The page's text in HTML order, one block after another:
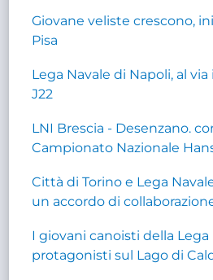
Giovane veliste crescono,
Pisa
Lega Navale di Napoli, al
J22
LNI Brescia - Desenzano.
Campionato Nazionale
Città di Torino e Lega
un accordo di
I giovani canoisti della Lega
protagonisti sul Lago di